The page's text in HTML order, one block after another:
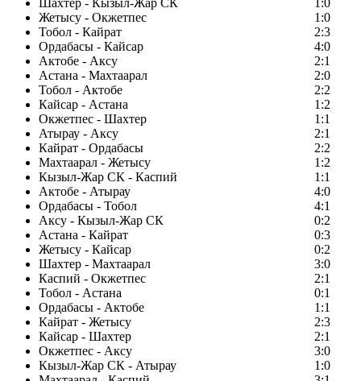
Шахтер - Кызыл-Жар СК
1:0
Жетысу - Окжетпес
1:0
Тобол - Кайрат
2:3
Ордабасы - Кайсар
4:0
Актобе - Аксу
2:1
Астана - Махтаарал
2:0
Тобол - Актобе
2:2
Кайсар - Астана
1:2
Окжетпес - Шахтер
1:1
Атырау - Аксу
2:1
Кайрат - Ордабасы
2:2
Махтаарал - Жетысу
1:2
Кызыл-Жар СК - Каспий
1:1
Актобе - Атырау
4:0
Ордабасы - Тобол
4:1
Аксу - Кызыл-Жар СК
0:2
Астана - Кайрат
0:3
Жетысу - Кайсар
0:2
Шахтер - Махтаарал
3:0
Каспий - Окжетпес
2:1
Тобол - Астана
0:1
Ордабасы - Актобе
1:1
Кайрат - Жетысу
2:3
Кайсар - Шахтер
2:1
Окжетпес - Аксу
3:0
Кызыл-Жар СК - Атырау
1:0